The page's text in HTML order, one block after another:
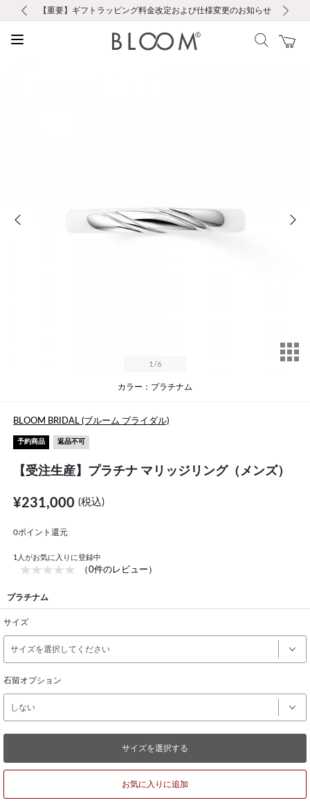
お修理・アフターサービスのご案内
【重要】令和８年熊本地震に伴う集配への影響について
【重要】ギフトラッピング料金改定および仕様変更のお知らせ
【重要】夏季休業の営業についてのご案内
税込5,500円以上で送料無料｜最短24時間以内に発送
新規会員登録で1000ポイントプレゼント！
新規LINE友だち登録で500円クーポンプレゼント
会員限定！レビュー投稿で100ポイントプレゼント
お修理・アフターサービスのご案内
【重要】令和８年熊本地震に伴う集配への影響について
1 /6
カラー：プラチナム
BLOOM BRIDAL (ブルーム ブライダル)
予約商品 返品不可
【受注生産】プラチナ マリッジリング（メンズ）
¥231,000(税込)
0ポイント還元
1 人がお気に入りに登録中
（0件のレビュー）
プラチナム
サイズ
石留オプション
サイズを選択する
お気に入りに追加